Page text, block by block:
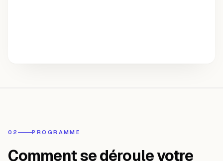
02 PROGRAMME
Comment se déroule votre